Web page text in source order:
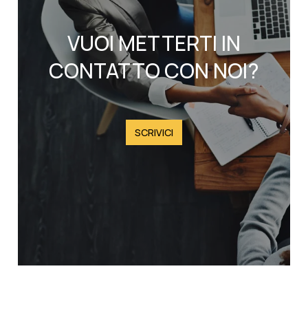
VUOI METTERTI IN
CONTATTO CON NOI?
SCRIVICI